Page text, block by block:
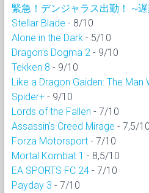
緊急！デンジャラス出勤！ ~
Stellar Blade - 8/10
Alone in the Dark - 5/10
Dragon’s Dogma 2 - 9/10
Tekken 8 - 9/10
Like a Dragon Gaiden: The Man
Spider+ - 9/10
Lords of the Fallen - 7/10
Assassin's Creed Mirage - 7,5/10
Forza Motorsport - 7/10
Mortal Kombat 1 - 8,5/10
EA SPORTS FC 24 - 7/10
Payday 3 - 7/10